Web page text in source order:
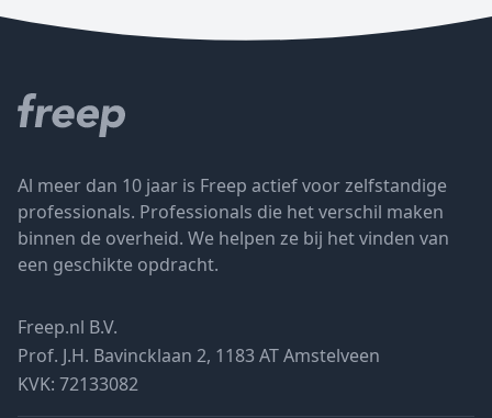
Al meer dan 10 jaar is Freep actief voor zelfstandige
professionals. Professionals die het verschil maken
binnen de overheid. We helpen ze bij het vinden van
een geschikte opdracht.
Freep.nl B.V.
Prof. J.H. Bavincklaan 2, 1183 AT Amstelveen
KVK: 72133082